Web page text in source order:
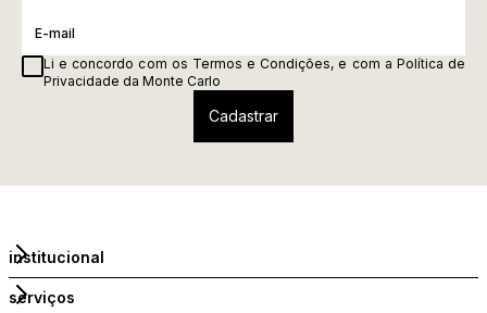
Li e concordo com os Termos e Condições, e com a Política de
Privacidade da Monte Carlo
institucional
serviços